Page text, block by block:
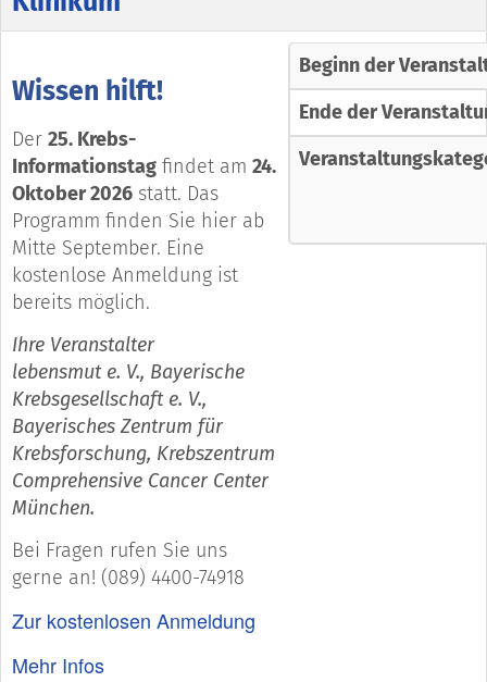
Wissen hilft!
Der 25. Krebs-
Informationstag findet am 24.
Oktober 2026 statt. Das
Programm finden Sie hier ab
Mitte September. Eine
kostenlose Anmeldung ist
bereits möglich.
Ihre Veranstalter
lebensmut e. V., Bayerische
Krebsgesellschaft e. V.,
Bayerisches Zentrum für
Krebsforschung, Krebszentrum
Comprehensive Cancer Center
München.
Bei Fragen rufen Sie uns
gerne an! (089) 4400-74918
Zur kostenlosen Anmeldung
Mehr Infos
Beginn der
Ende der